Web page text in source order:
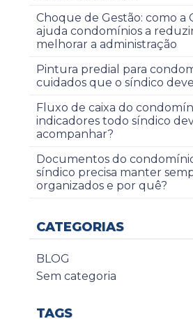
Choque de Gestão: como a
ajuda condomínios a
melhorar a administração
Pintura predial para
cuidados que o síndico
Fluxo de caixa do
indicadores todo síndico
acompanhar?
Documentos do
síndico precisa manter
organizados e por quê?
CATEGORIAS
BLOG
Sem categoria
TAGS